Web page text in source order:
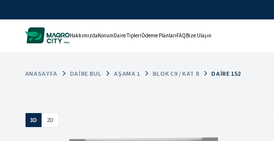
HakkımızdaKonumDaire TipleriÖdeme PlanlarıFAQBize Ulaşın
ANASAYFA DAIRE BUL AŞAMA 1 BLOK C9 / KAT 8 DAIRE 152
3D 2D